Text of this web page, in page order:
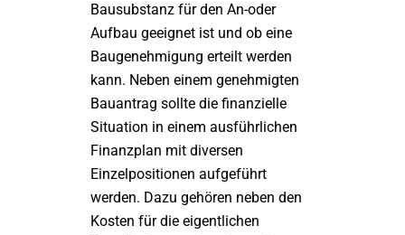
Bausubstanz für den An-oder
Aufbau geeignet ist und ob eine
Baugenehmigung erteilt werden
kann. Neben einem genehmigten
Bauantrag sollte die finanzielle
Situation in einem ausführlichen
Finanzplan mit diversen
Einzelpositionen aufgeführt
werden. Dazu gehören neben den
Kosten für die eigentlichen